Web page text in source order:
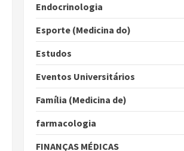
Endocrinologia
Esporte (Medicina do)
Estudos
Eventos Universitários
Família (Medicina de)
farmacologia
FINANÇAS MÉDICAS